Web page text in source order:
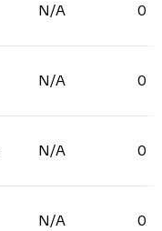
N/A 0
N/A 0
N/A 0
N/A 0